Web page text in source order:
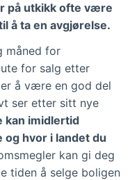
på utkikk ofte være
å ta en avgjørelse.
måned for
for salg etter
å være en god del
ser etter sitt nye
kan imidlertid
og hvor i landet du
kan gi deg
tiden å selge boligen